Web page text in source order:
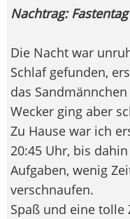
Nachtrag:
Die Nacht war
Schlaf gefunden,
das
Wecker ging aber
Zu Hause war ich
20:45 Uhr, bis
Aufgaben, wenig
verschnaufen.
Spaß und eine